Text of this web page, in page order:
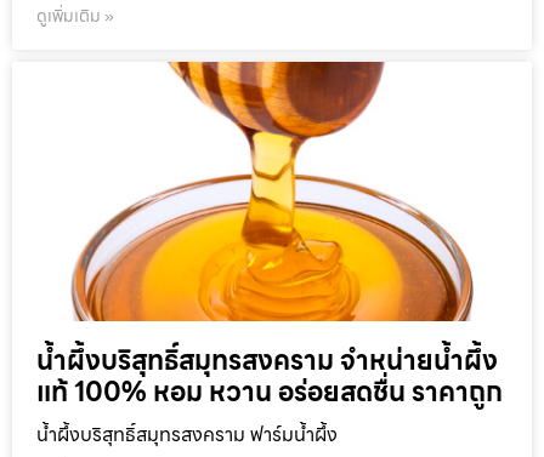
ดูเพิ่มเติม »
น้ำผึ้งบริสุทธิ์สมุทรสงคราม จำหน่ายน้ำผึ้ง
แท้ 100% หอม หวาน อร่อยสดชื่น ราคาถูก
น้ำผึ้งบริสุทธิ์สมุทรสงคราม ฟาร์มน้ำผึ้ง